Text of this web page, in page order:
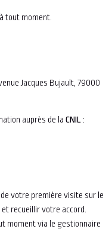
tout moment.
Jacques Bujault, 79000
auprès de la CNIL :
votre première visite sur le
recueillir votre accord.
moment via le gestionnaire